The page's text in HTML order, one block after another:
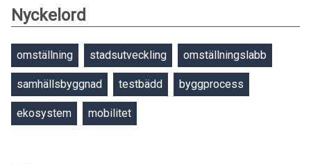
Nyckelord
omställning stadsutveckling omställningslabb
samhällsbyggnad testbädd byggprocess
ekosystem mobilitet